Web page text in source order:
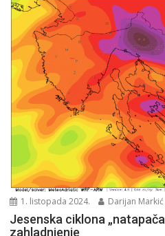
1. listopada 2024. Darijan Markić
Jesenska ciklona
zahladnjenje